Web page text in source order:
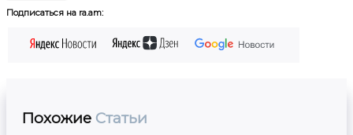
Подписаться на ra.am:
Похожие Статьи